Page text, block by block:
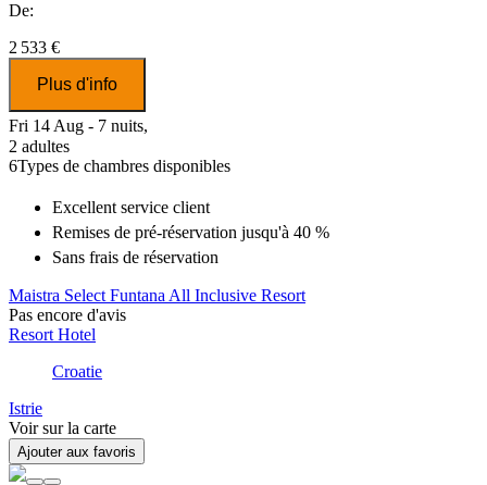
De:
2 533 €
Plus d'info
Fri 14 Aug - 7 nuits,
2 adultes
6Types de chambres disponibles
Excellentservice client
Remises de pré-réservation jusqu'à 40 %
Sans frais de réservation
Maistra Select Funtana All Inclusive Resort
Pas encore d'avis
Resort Hotel
Croatie
Istrie
Voir sur la carte
Ajouter aux favoris